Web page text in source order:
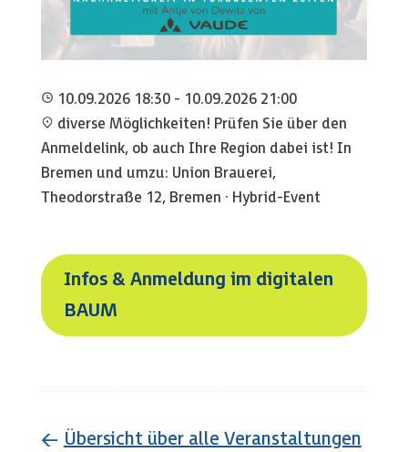
10.09.2026 18:30 - 10.09.2026 21:00
diverse Möglichkeiten! Prüfen Sie über den
Anmeldelink, ob auch Ihre Region dabei ist! In
Bremen und umzu: Union Brauerei,
Theodorstraße 12, Bremen · Hybrid-Event
Infos & Anmeldung im digitalen
BAUM
← Übersicht über alle Veranstaltungen